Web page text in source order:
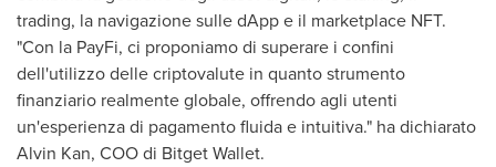
trading, la navigazione sulle dApp e il marketplace NFT.
"Con la PayFi, ci proponiamo di superare i confini
dell'utilizzo delle criptovalute in quanto strumento
finanziario realmente globale, offrendo agli utenti
un'esperienza di pagamento fluida e intuitiva." ha dichiarato
Alvin Kan, COO di Bitget Wallet.